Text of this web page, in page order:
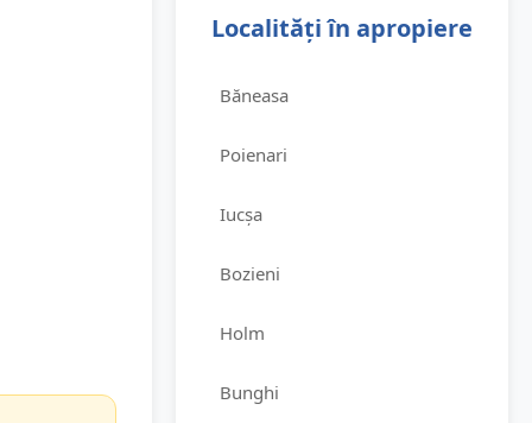
Localități în apropiere
Băneasa
Poienari
Iucșa
Bozieni
Holm
Bunghi